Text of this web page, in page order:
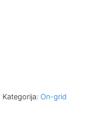
Kategorija: On-grid